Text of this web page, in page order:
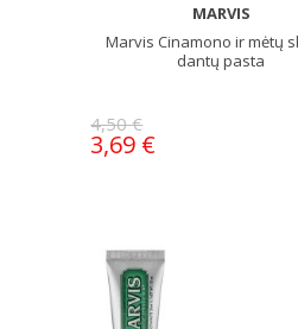
MARVIS
Marvis Cinamono ir mėtų
dantų pasta
4,50 €
3,69 €